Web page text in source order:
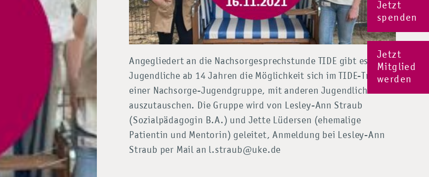
Jetzt
spenden
Jetzt
Mitglied
werden
Angegliedert an die Nachsorgesprechstunde TIDE gibt es für
Jugendliche ab 14 Jahren die Möglichkeit sich im TIDE-Treff,
einer Nachsorge-Jugendgruppe, mit anderen Jugendlichen
auszutauschen. Die Gruppe wird von Lesley-Ann Straub
(Sozialpädagogin B.A.) und Jette Lüdersen (ehemalige
Patientin und Mentorin) geleitet, Anmeldung bei Lesley-Ann
Straub per Mail an l.straub@uke.de